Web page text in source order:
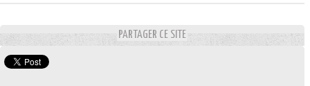
PARTAGER CE SITE